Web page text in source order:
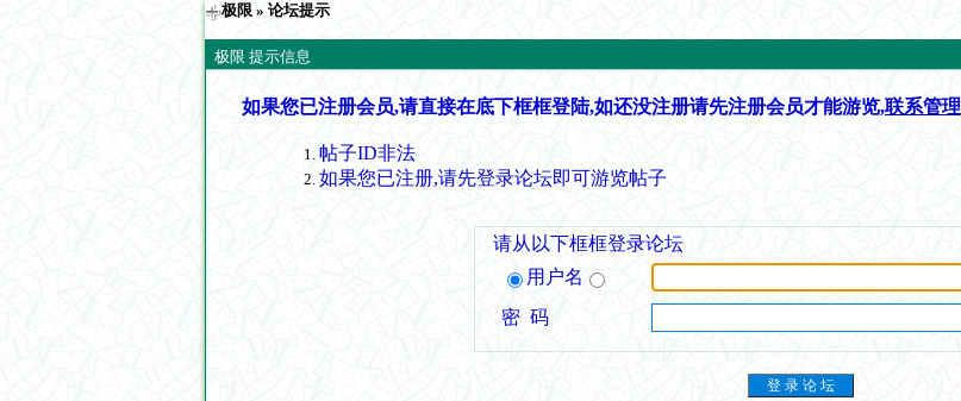
极限 » 论坛提示
极限 提示信息
如果您已注册会员,请直接在底下框框登陆,如还没注册请先注册会员才能游览,联系管理
帖子ID非法
如果您已注册,请先登录论坛即可游览帖子
请从以下框框登录论坛
用户名
密 码